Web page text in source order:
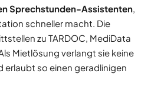
Sprechstunden-Assistenten
schneller macht. Die
zu TARDOC, MediData
Mietlösung verlangt sie keine
so einen geradlinigen